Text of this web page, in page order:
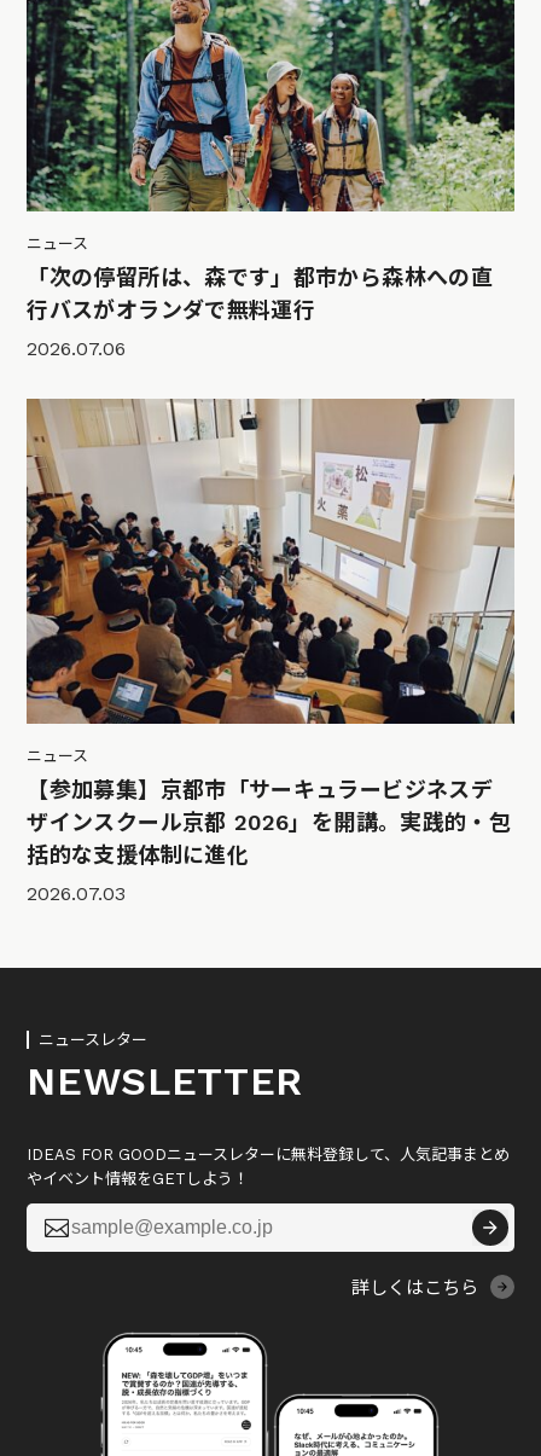
ニュース
「次の停留所は、森です」都市から森林への直
行バスがオランダで無料運行
2026.07.06
ニュース
【参加募集】京都市「サーキュラービジネスデ
ザインスクール京都 2026」を開講。実践的・包
括的な支援体制に進化
2026.07.03
ニュースレター
NEWSLETTER
IDEAS FOR GOODニュースレターに無料登録して、人気記事まとめ
やイベント情報をGETしよう！

詳しくはこちら